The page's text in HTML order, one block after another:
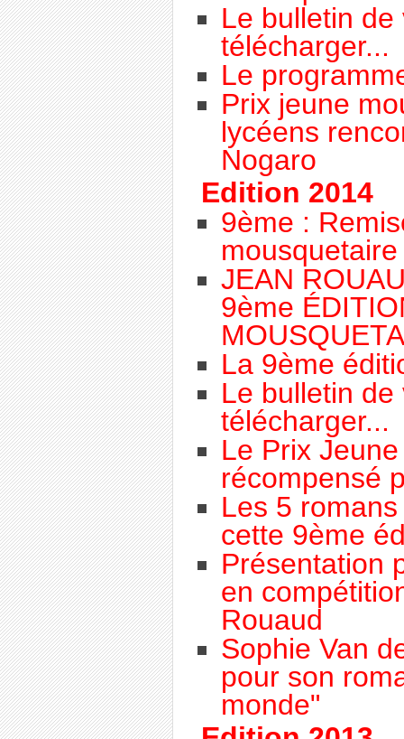
Le bulletin
télécharger...
Le
Prix jeune
lycéens
Nogaro
Edition 2014
9ème :
JEAN
9ème
La 9ème
Le bulletin
télécharger...
Le Prix
récompensé
Les 5
cette 9ème
Présentation
en
Rouaud
Sophie Van
pour son
monde"